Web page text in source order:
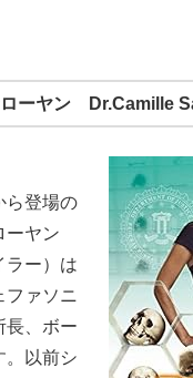
ローヤン Dr.Camille
ら登場の
ーヤン
ラー）は
ファソニ
長、ボー
。以前シ